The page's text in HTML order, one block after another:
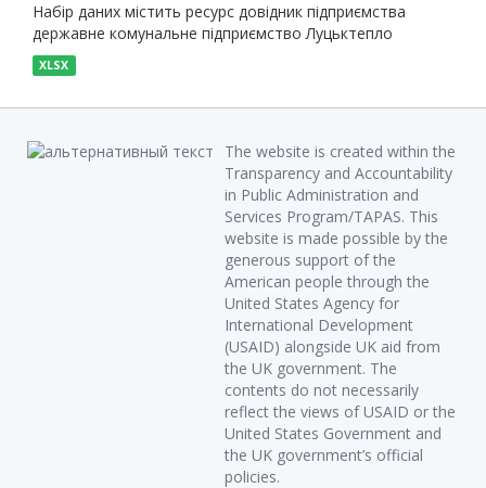
Набір даних містить ресурс довідник підприємства
державне комунальне підприємство Луцьктепло
XLSX
The website is created within the
Transparency and Accountability
in Public Administration and
Services Program/TAPAS. This
website is made possible by the
generous support of the
American people through the
United States Agency for
International Development
(USAID) alongside UK aid from
the UK government. The
contents do not necessarily
reflect the views of USAID or the
United States Government and
the UK government’s official
policies.